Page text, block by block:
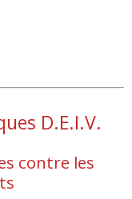
D.E.I.V.
contre les